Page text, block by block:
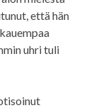
että hän
uhri tuli